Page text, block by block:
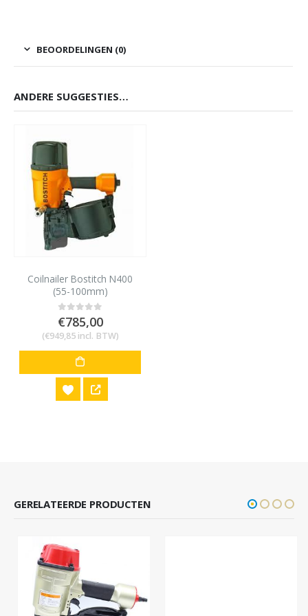
BEOORDELINGEN (0)
ANDERE SUGGESTIES…
Coilnailer Bostitch N400
(55-100mm)
0out of 5
€785,00
(€949,85incl. BTW)
GERELATEERDE PRODUCTEN